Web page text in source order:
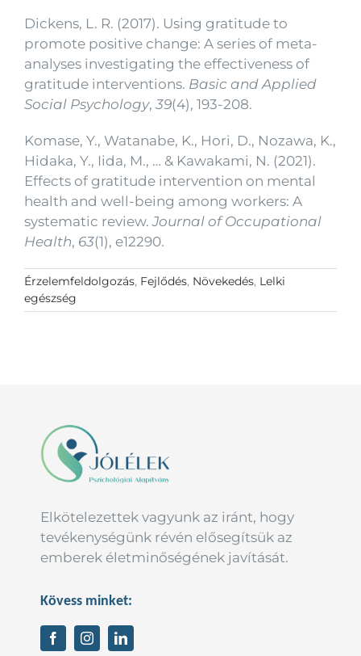
Dickens, L. R. (2017). Using gratitude to
promote positive change: A series of meta-
analyses investigating the effectiveness of
gratitude interventions. Basic and Applied
Social Psychology, 39(4), 193-208.
Komase, Y., Watanabe, K., Hori, D., Nozawa, K.,
Hidaka, Y., Iida, M., … & Kawakami, N. (2021).
Effects of gratitude intervention on mental
health and well-being among workers: A
systematic review.Journal of Occupational
Health, 63(1), e12290.
Érzelemfeldolgozás, Fejlődés, Növekedés, Lelki
egészség
Elkötelezettek vagyunk az iránt, hogy
tevékenységünk révén elősegítsük az
emberek életminőségének javítását.
Kövess minket: